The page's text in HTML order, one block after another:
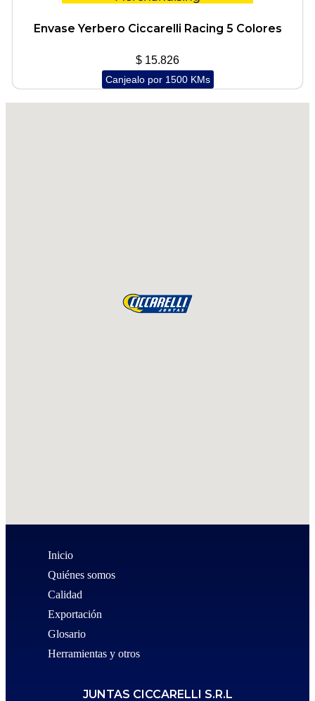
Envase Yerbero Ciccarelli Racing 5 Colores
$ 15.826
Canjealo por 1500 KMs
Inicio
Quiénes somos
Calidad
Exportación
Glosario
Herramientas y otros
JUNTAS CICCARELLI S.R.L